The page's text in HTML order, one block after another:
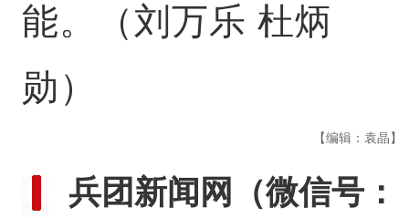
能。（刘万乐 杜炳
勋）
【编辑：袁晶】
兵团新闻网
（微信号：